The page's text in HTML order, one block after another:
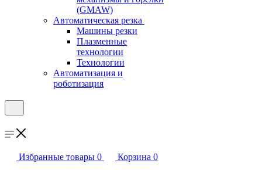
(GMAW)
Автоматическая резка
Машины резки
Плазменные
технологии
Технологии
Автоматизация и
роботизация
Избранные товары 0 Корзина 0